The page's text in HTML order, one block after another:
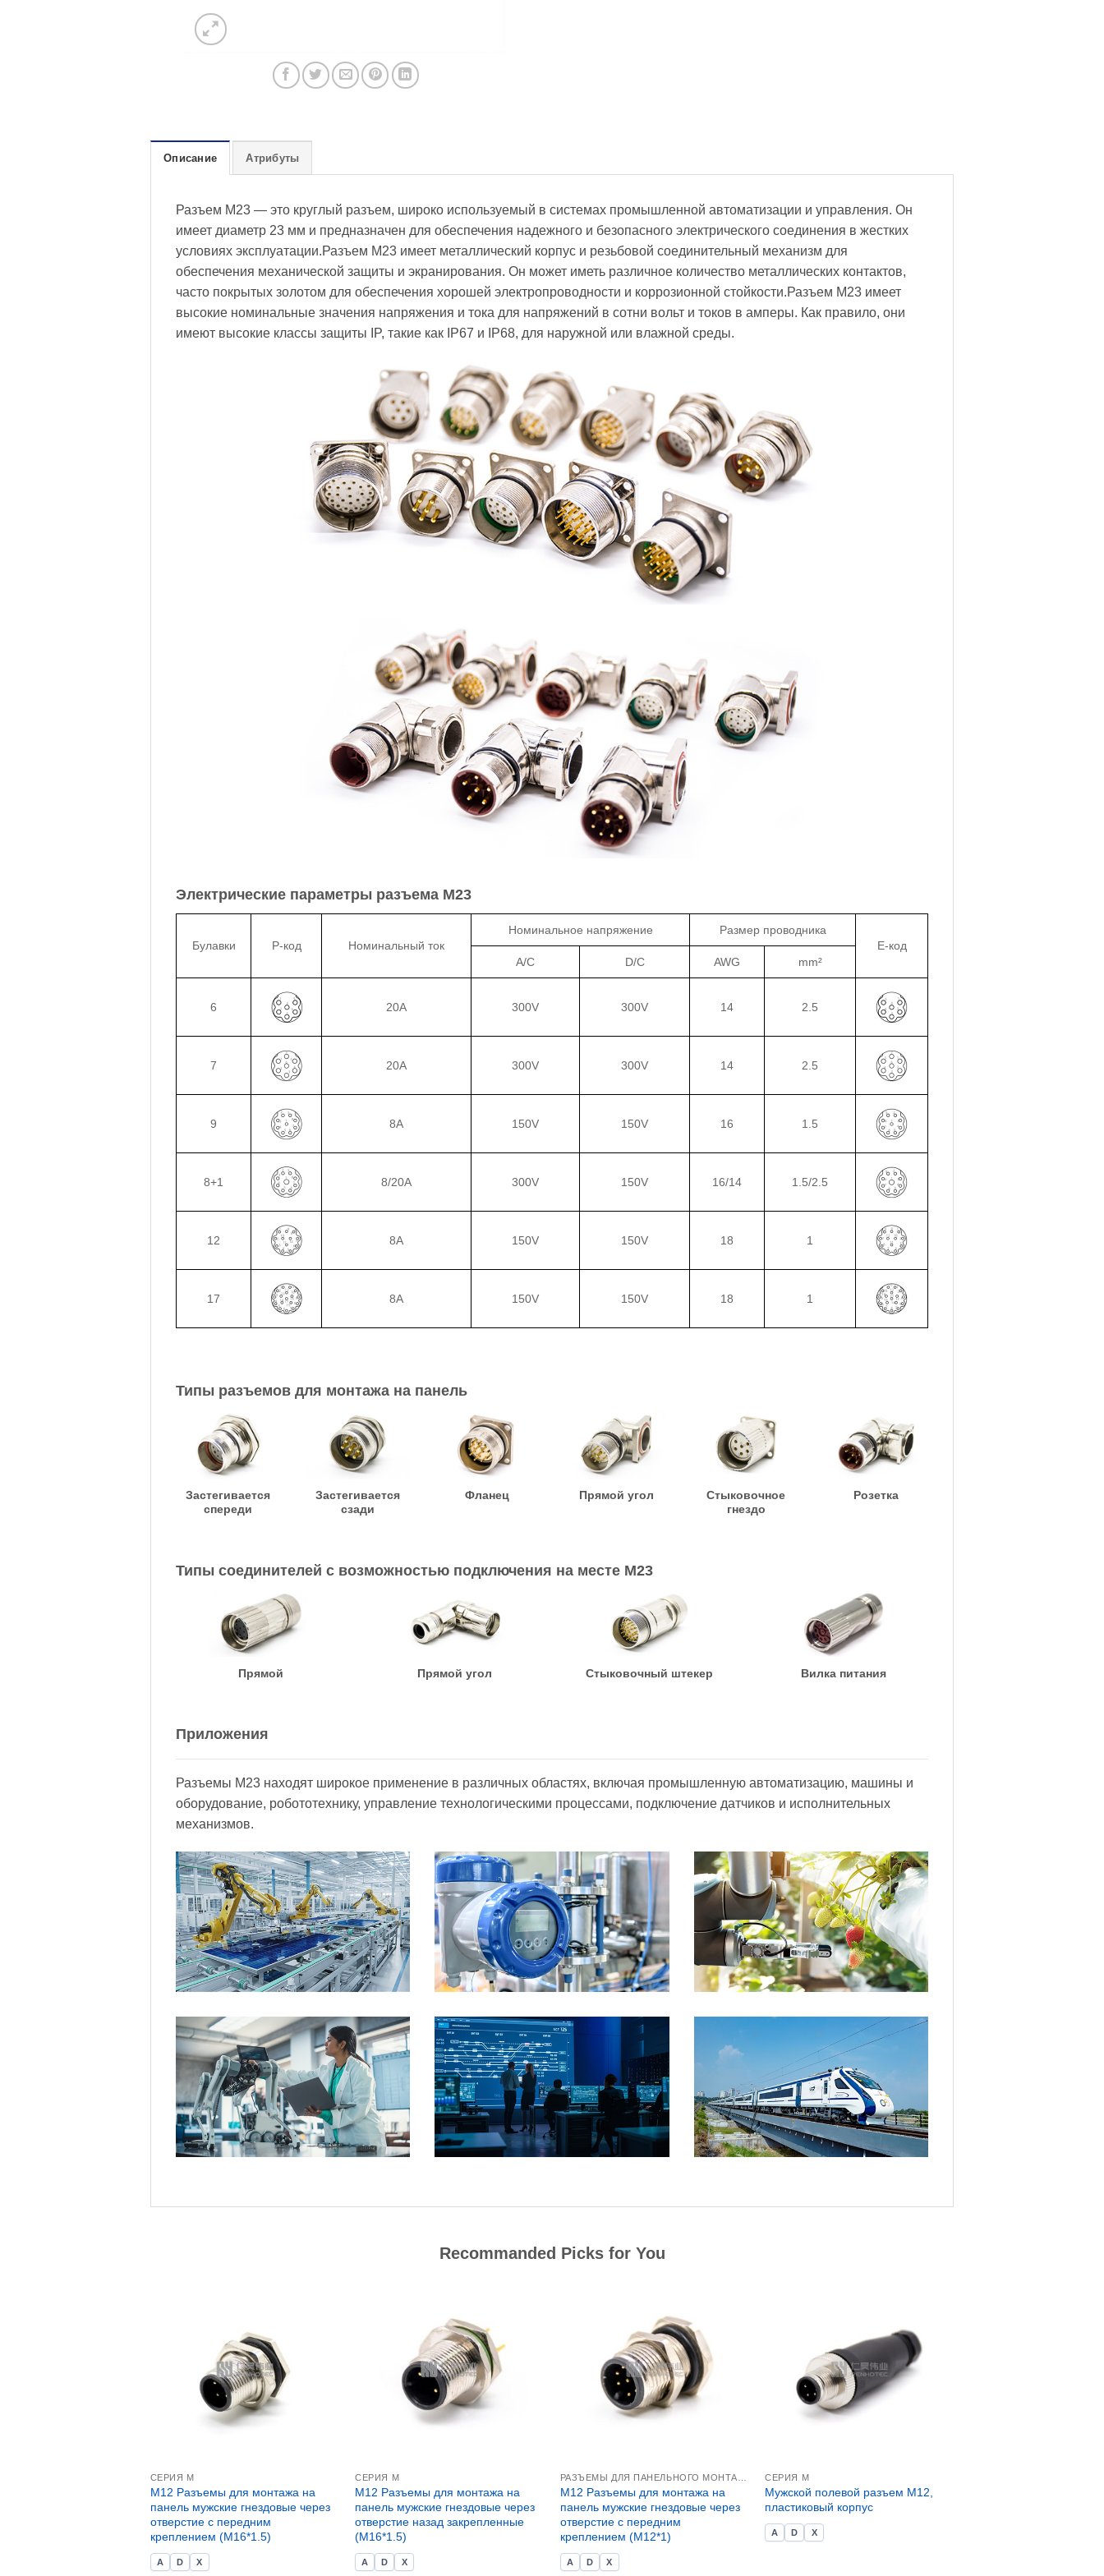
Описание Атрибуты
Разъем M23 — это круглый разъем, широко используемый в системах промышленной автоматизации и управления. Он
имеет диаметр 23 мм и предназначен для обеспечения надежного и безопасного электрического соединения в жестких
условиях эксплуатации.Разъем M23 имеет металлический корпус и резьбовой соединительный механизм для
обеспечения механической защиты и экранирования. Он может иметь различное количество металлических контактов,
часто покрытых золотом для обеспечения хорошей электропроводности и коррозионной стойкости.Разъем M23 имеет
высокие номинальные значения напряжения и тока для напряжений в сотни вольт и токов в амперы. Как правило, они
имеют высокие классы защиты IP, такие как IP67 и IP68, для наружной или влажной среды.
Электрические параметры разъема M23
Булавки P-код Номинальный ток
Номинальное напряжение
Размер проводника
E-код
A/C
D/C AWG mm²
6 20A 300V 300V 14 2.5
7 20A 300V 300V 14 2.5
9 8A 150V 150V 16 1.5
8+1 8/20A 300V 150V 16/14 1.5/2.5
12 8A 150V 150V 18 1
17 8A 150V 150V 18 1
Типы разъемов для монтажа на панель
Застегивается
спереди
Застегивается
сзади
Фланец Прямой угол
Стыковочное
гнездо
Розетка
Типы соединителей с возможностью подключения на месте M23
Прямой Прямой угол Стыковочный штекер Вилка питания
Приложения
Разъемы M23 находят широкое применение в различных областях, включая промышленную автоматизацию, машины и
оборудование, робототехнику, управление технологическими процессами, подключение датчиков и исполнительных
механизмов.
Recommanded Picks for You
СЕРИЯ М
M12 Разъемы для монтажа на
панель мужские гнездовые через
отверстие с передним
креплением (M16*1.5)
A D X
СЕРИЯ М
M12 Разъемы для монтажа на
панель мужские гнездовые через
отверстие назад закрепленные
(M16*1.5)
A D X
РАЗЪЕМЫ ДЛЯ ПАНЕЛЬНОГО МОНТАЖА M12
M12 Разъемы для монтажа на
панель мужские гнездовые через
отверстие с передним
креплением (M12*1)
A D X
СЕРИЯ М
Мужской полевой разъем M12,
пластиковый корпус
A D X